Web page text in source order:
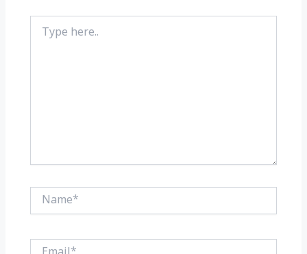
here..
Name*
Email*